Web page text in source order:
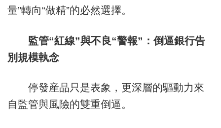
量”轉向“做精”的必然選擇。
監管“紅線”與不良“警報”：倒逼銀行告
別規模執念
停發産品只是表象，更深層的驅動力來
自監管與風險的雙重倒逼。